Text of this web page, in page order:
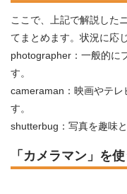
ここで、上記で解説した
てまとめます。状況に応
photographer：一般的に
す。
cameraman：映画やテレ
す。
shutterbug：写真を趣味
「カメラマン」を